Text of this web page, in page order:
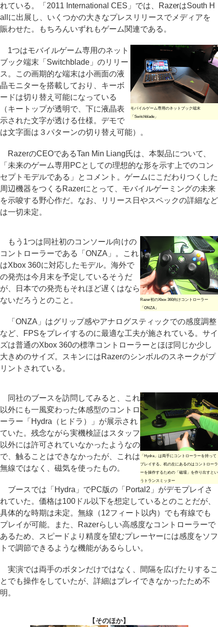
れている。「2011 International CES」では、RazerはSouth H
allに出展し、いくつかの大きなプレスリリースでメディアを
賑わせた。もちろんいずれもゲーム関連である。
モバイルゲーム専用のネットブック端末
「Switchblade」
1つはモバイルゲーム専用のネット
ブック端末「Switchblade」のリリー
ス。この画期的な端末は小画面の液
晶モニターを搭載しており、キーボ
ードは切り替え可能になっている
（キートップが透明で、下に液晶表
示された文字が透ける仕様。デモで
は文字面は３パターンの切り替え可能）。
RazerのCEOであるTan Min Liang氏は、本製品について、
「未来のゲーム専用PCとしての理想的な形を示す上でのコン
セプトモデルである」とコメント。ゲームにこだわりつくした
周辺機器をつくるRazerにとって、モバイルゲーミングの未来
を示唆する野心作だ。なお、リリース日やスペックの詳細など
は一切未定。
Razer初のXbox 360向けコントローラー
「ONZA」
もう1つは同社初のコンソール向けの
コントローラーである「ONZA」。これ
はXbox 360に対応したモデル。海外で
の発売は今月末を予定しているそうだ
が、日本での発売もそれほど遅くはなら
ないだろうとのこと。
「ONZA」はグリップ感やアナログスティックでの感度調整
など、FPSをプレイするのに最適な工夫が施されている。サイ
ズは普通のXbox 360の標準コントローラーとほぼ同じか少し
大きめのサイズ。スキンにはRazerのシンボルのスネークがプ
リントされている。
「Hydra」は両手にコントローラーを持って
プレイする。机の左にあるのはコントローラ
ーを操作するための「磁場」を作り出すとい
うトランスミッター
同社のブースを訪問してみると、これ
以外にも一風変わった体感型のコントロ
ーラー「Hydra（ヒドラ）」が展示され
ていた。残念ながら実機検証はスタッフ
以外には許可されていなかったようなの
で、触ることはできなかったが、これは
無線ではなく、磁気を使ったもの。
ブースでは「Hydra」でPC版の「Portal2」がデモプレイさ
れていた。価格は100ドル以下を想定しているとのことだが、
具体的な時期は未定。無線（12フィート以内）でも有線でも
プレイが可能。また、Razerらしい高感度なコントローラーで
あるため、スピードより精度を望むプレーヤーには感度をソフ
トで調節できるような機能があるらしい。
実演では両手のボタンだけではなく、間隔を広げたりするこ
とでも操作をしていたが、詳細はプレイできなかったため不
明。
【そのほか】